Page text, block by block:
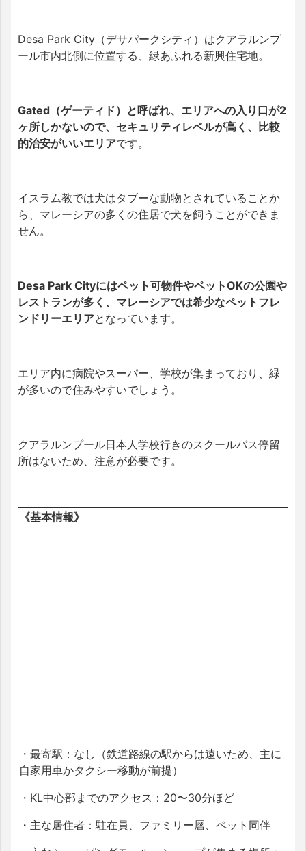
Desa Park City（デサパークシティ）はクアラルンプ
ール市内北側に位置する、緑あふれる新興住宅地。
Gated（ゲーティド）と呼ばれ、エリアへの入り口が2
ヶ所しかないので、セキュリティレベルが高く、比較
的治安がいいエリアです。
イスラム教では犬はタブーな動物とされていることか
ら、マレーシアの多くの住居で犬を飼うことができま
せん。
Desa Park Cityにはペット可物件やペットOKの公園や
レストランが多く、マレーシアでは希少なペットフレ
ンドリーエリアとなっています。
エリア内に病院やスーパー、学校が集まっており、緑
が多いので住みやすいでしょう。
クアラルンプール日本人学校行きのスクールバス停留
所はないため、注意が必要です。
《基本情報》
・最寄駅：なし（鉄道路線の駅からは遠いため、主に
自家用車かタクシー移動が前提）
・KL中心部までのアクセス：20〜30分ほど
・主な居住者：駐在員、ファミリー層、ペット同伴